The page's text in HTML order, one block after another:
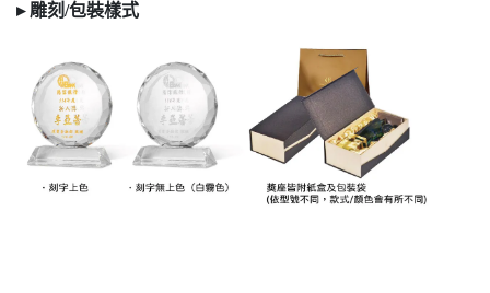
▸ 雕刻/包裝樣式